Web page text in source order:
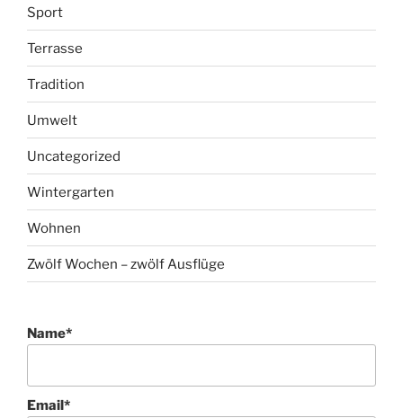
Sport
Terrasse
Tradition
Umwelt
Uncategorized
Wintergarten
Wohnen
Zwölf Wochen – zwölf Ausflüge
Name*
Email*